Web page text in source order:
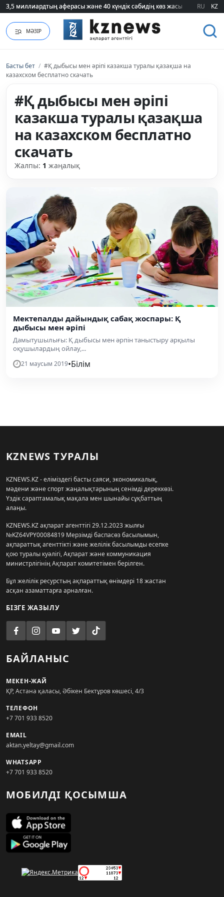
3,5 миллиардтың аферасы және 40 күндік сәбидің көз жасы:
3,5 миллиардтың аферасы және 40 күндік сәбидің көз жасы: RU KZ
МӘЗІР
Басты бет / #Қ дыбысы мен әріпі казакша туралы қазақша на
казахском бесплатно скачать
#Қ дыбысы мен әріпі
казакша туралы қазақша
на казахском бесплатно
скачать
Жалпы: 1 жаңалық
Мектепалды дайындық сабақ жоспары: Қ
дыбысы мен әріпі
Дамытушылығы: Қ дыбысы мен әрпін таныстыру арқылы
оқушылардың ойлау,...
21 маусым 2019•Білім
KZNEWS ТУРАЛЫ
KZNEWS.KZ - еліміздегі басты саяси, экономикалық,
мәдени және спорт жаңалықтарының сенімді дереккөзі.
Үздік сараптамалық мақала мен шынайы сұқбаттың
алаңы.
KZNEWS.KZ ақпарат агенттігі 29.12.2023 жылғы
№KZ64VPY00084819 Мерзімді баспасөз басылымын,
ақпараттық агенттікті және желілік басылымды есепке
қою туралы куәлігі, Ақпарат және коммуникация
министрлігінің Ақпарат комитетімен берілген.
Бұл желілік ресурстың ақпараттық өнімдері 18 жастан
асқан азаматтарға арналған.
БІЗГЕ ЖАЗЫЛУ
БАЙЛАНЫС
МЕКЕН-ЖАЙ
ҚР, Астана қаласы, Әбікен Бектұров көшесі, 4/3
ТЕЛЕФОН
+7 701 933 8520
EMAIL
aktan.yeltay@gmail.com
WHATSAPP
+7 701 933 8520
МОБИЛДІ ҚОСЫМША